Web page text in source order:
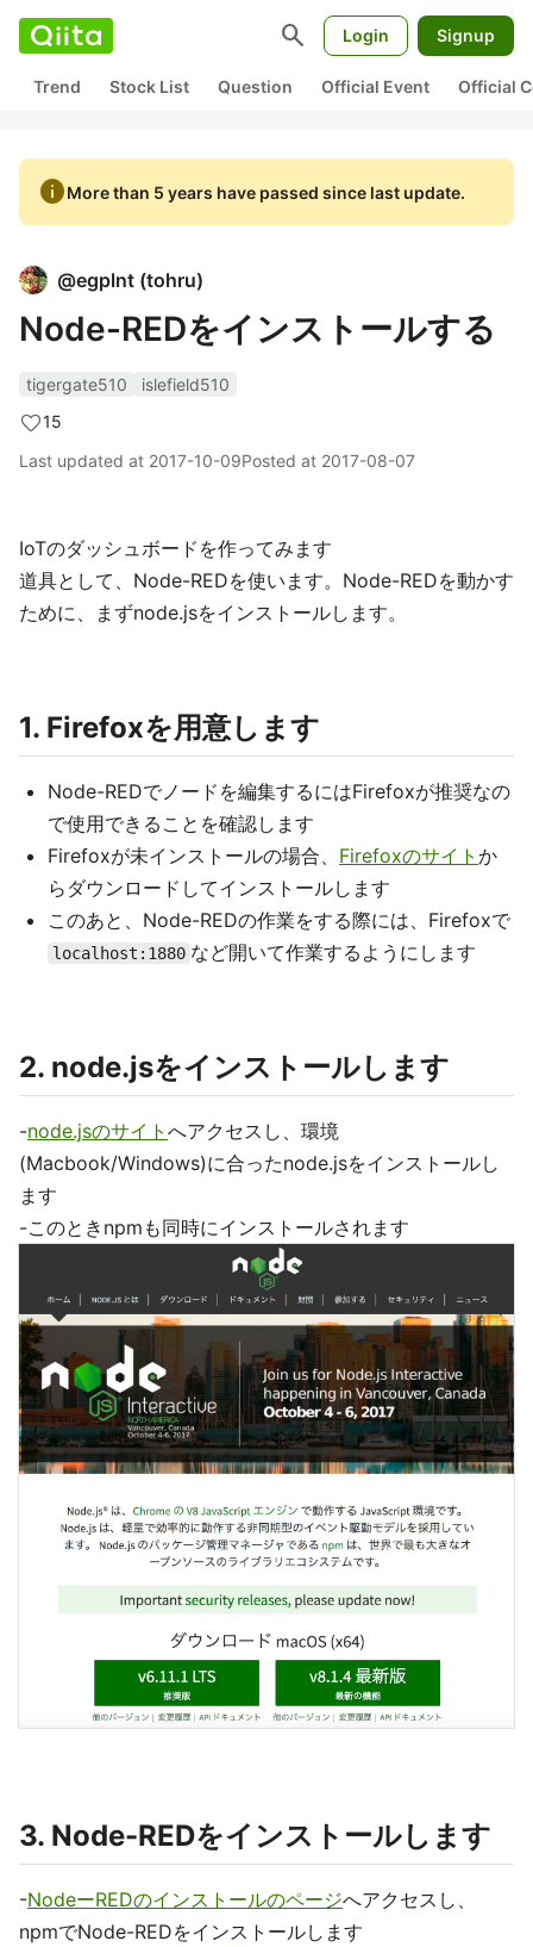
search Login Signup
Trend Stock List Question Official Event Official
infoMore than 5 years have passed since last update.
@egplnt (tohru)
Node-REDをインストールする
tigergate510
islefield510
15
Last updated at 2017-10-09Posted at 2017-08-07
IoTのダッシュボードを作ってみます
道具として、Node-REDを使います。Node-REDを動かす
ために、まずnode.jsをインストールします。
1. Firefoxを用意します
Node-REDでノードを編集するにはFirefoxが推奨なの
で使用できることを確認します
Firefoxが未インストールの場合、 Firefoxのサイト か
らダウンロードしてインストールします
このあと、Node-REDの作業をする際には、Firefoxで
localhost:1880 など開いて作業するようにします
2. node.jsをインストールします
-node.jsのサイト へアクセスし、環境
(Macbook/Windows)に合ったnode.jsをインストールし
ます
-このときnpmも同時にインストールされます
3. Node-REDをインストールします
-NodeーREDのインストールのページへアクセスし、
npmでNode-REDをインストールします